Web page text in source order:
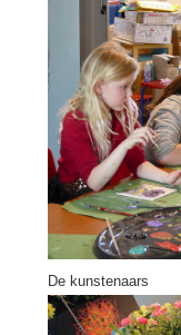
De kunstenaars